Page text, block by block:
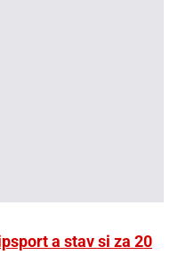
a stav si za 20